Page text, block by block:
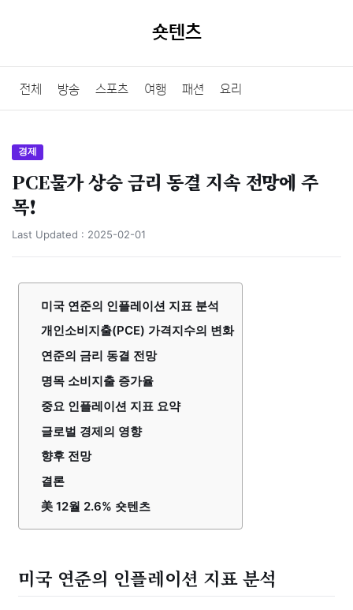
숏텐츠
전체 방송 스포츠 여행 패션 요리
경제
PCE물가 상승 금리 동결 지속 전망에 주
목!
Last Updated : 2025-02-01
미국 연준의 인플레이션 지표 분석
개인소비지출(PCE) 가격지수의 변화
연준의 금리 동결 전망
명목 소비지출 증가율
중요 인플레이션 지표 요약
글로벌 경제의 영향
향후 전망
결론
美 12월 2.6% 숏텐츠
미국 연준의 인플레이션 지표 분석